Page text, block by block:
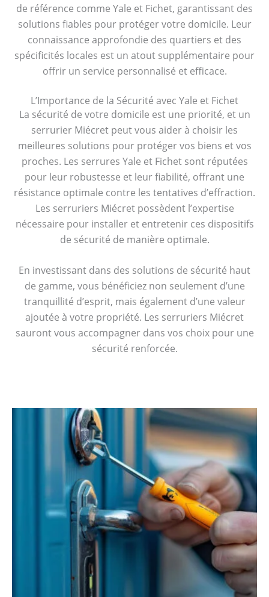
de référence comme Yale et Fichet, garantissant des
solutions fiables pour protéger votre domicile. Leur
connaissance approfondie des quartiers et des
spécificités locales est un atout supplémentaire pour
offrir un service personnalisé et efficace.
L’Importance de la Sécurité avec Yale et Fichet
La sécurité de votre domicile est une priorité, et un
serrurier Miécret peut vous aider à choisir les
meilleures solutions pour protéger vos biens et vos
proches. Les serrures Yale et Fichet sont réputées
pour leur robustesse et leur fiabilité, offrant une
résistance optimale contre les tentatives d’effraction.
Les serruriers Miécret possèdent l’expertise
nécessaire pour installer et entretenir ces dispositifs
de sécurité de manière optimale.
En investissant dans des solutions de sécurité haut
de gamme, vous bénéficiez non seulement d’une
tranquillité d’esprit, mais également d’une valeur
ajoutée à votre propriété. Les serruriers Miécret
sauront vous accompagner dans vos choix pour une
sécurité renforcée.